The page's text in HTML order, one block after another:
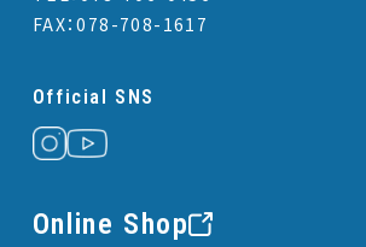
FAX：078-708-1617
Official SNS
Online Shop